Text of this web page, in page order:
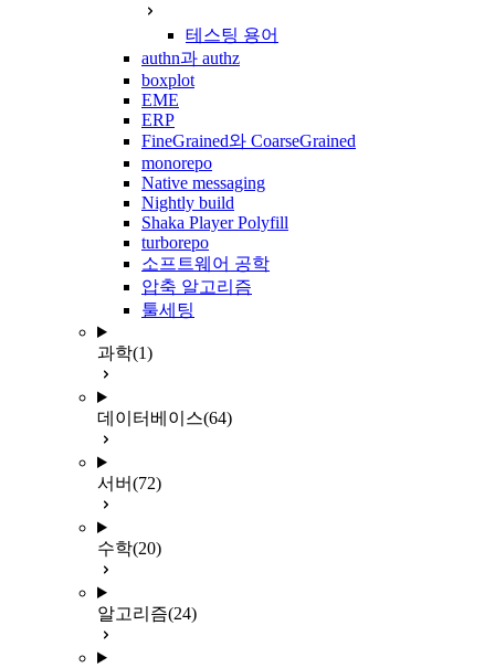
테스팅 용어
authn과 authz
boxplot
EME
ERP
FineGrained와 CoarseGrained
monorepo
Native messaging
Nightly build
Shaka Player Polyfill
turborepo
소프트웨어 공학
압축 알고리즘
툴세팅
과학(1)
데이터베이스(64)
서버(72)
수학(20)
알고리즘(24)